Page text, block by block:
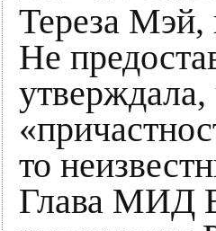
Тереза Мэй,
Не
утверждала,
то
Глава МИД